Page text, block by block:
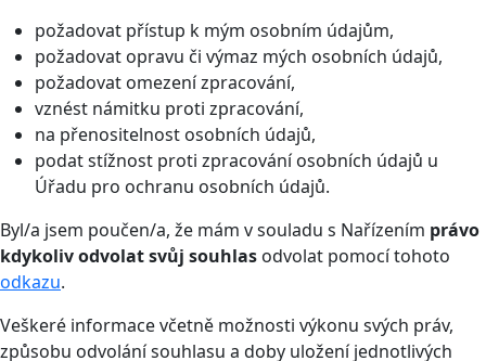
požadovat přístup k mým osobním údajům,
požadovat opravu či výmaz mých osobních údajů,
požadovat omezení zpracování,
vznést námitku proti zpracování,
na přenositelnost osobních údajů,
podat stížnost proti zpracování osobních údajů u
Úřadu pro ochranu osobních údajů.
Byl/a jsem poučen/a, že mám v souladu s Nařízením právo
kdykoliv odvolat svůj souhlas odvolat pomocí tohoto
odkazu.
Veškeré informace včetně možnosti výkonu svých práv,
způsobu odvolání souhlasu a doby uložení jednotlivých